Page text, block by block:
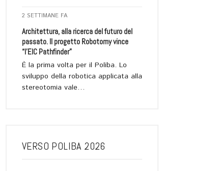
2 SETTIMANE FA
Architettura, alla ricerca del futuro del
passato. Il progetto Robotomy vince
“l’EIC Pathfinder”
È la prima volta per il Poliba. Lo
sviluppo della robotica applicata alla
stereotomia vale…
VERSO POLIBA 2026